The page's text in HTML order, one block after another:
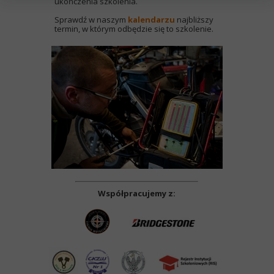
Sprawdź w naszym kalendarzu najbliższy
termin, w którym odbędzie się to szkolenie.
Współpracujemy z: